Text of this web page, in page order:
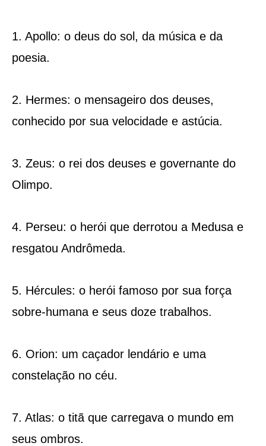
1. Apollo: o deus do sol, da música e da
poesia.
2. Hermes: o mensageiro dos deuses,
conhecido por sua velocidade e astúcia.
3. Zeus: o rei dos deuses e governante do
Olimpo.
4. Perseu: o herói que derrotou a Medusa e
resgatou Andrômeda.
5. Hércules: o herói famoso por sua força
sobre-humana e seus doze trabalhos.
6. Orion: um caçador lendário e uma
constelação no céu.
7. Atlas: o titã que carregava o mundo em
seus ombros.